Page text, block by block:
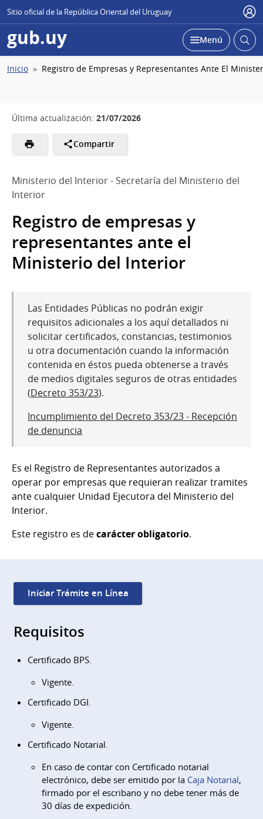
Sitio oficial de la República Oriental del Uruguay
gub.uy Desplegar
Menú Abrir
Ruta
Inicio Registro de Empresas y Representantes Ante El
Última actualización: 21/07/2026
Compartir
Ministerio del Interior - Secretaría del Ministerio del
Interior
Registro de empresas y
representantes ante el
Ministerio del Interior
Las Entidades Públicas no podrán exigir
requisitos adicionales a los aquí detallados ni
solicitar certificados, constancias, testimonios
u otra documentación cuando la información
contenida en éstos pueda obtenerse a través
de medios digitales seguros de otras entidades
(Decreto 353/23).
Incumplimiento del Decreto 353/23 - Recepción
de denuncia
Es el Registro de Representantes autorizados a
operar por empresas que requieran realizar tramites
ante cualquier Unidad Ejecutora del Ministerio del
Interior.
Este registro es decarácterobligatorio.
Iniciar Trámite en Línea
Requisitos
Certificado BPS.
Vigente.
Certificado DGI.
Vigente.
Certificado Notarial.
En caso de contar con Certificado notarial
electrónico, debe ser emitido por la Caja Notarial,
firmado por el escribano y no debe tener más de
30 días de expedición.